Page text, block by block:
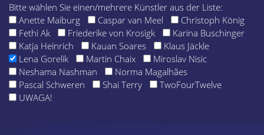
Bitte wählen Sie einen/mehrere Künstler aus der Liste:
Anette Maiburg
Caspar van Meel
Christoph König
Fethi Ak
Friederike von Krosigk
Karina Buschinger
Katja Heinrich
Kauan Soares
Klaus Jäckle
Lena Gorelik
Martin Chaix
Miroslav Nisic
Neshama Nashman
Norma Magalhães
Pascal Schweren
Shai Terry
TwoFourTwelve
UWAGA!